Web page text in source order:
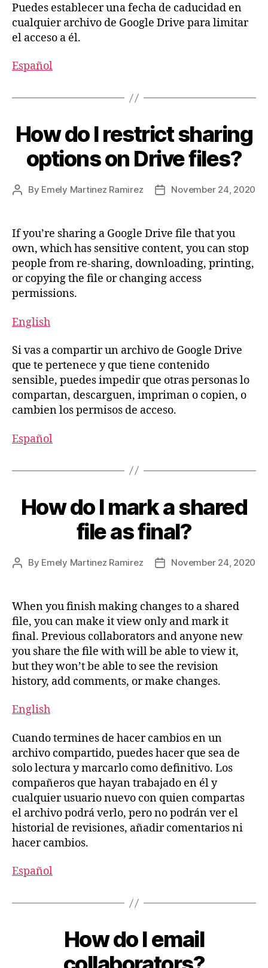
Puedes establecer una fecha de caducidad en
cualquier archivo de Google Drive para limitar
el acceso a él.
Español
How do I restrict sharing
options on Drive files?
By Emely Martinez Ramirez November 24, 2020
If you’re sharing a Google Drive file that you
own, which has sensitive content, you can stop
people from re-sharing, downloading, printing,
or copying the file or changing access
permissions.
English
Si vas a compartir un archivo de Google Drive
que te pertenece y que tiene contenido
sensible, puedes impedir que otras personas lo
compartan, descarguen, impriman o copien, o
cambien los permisos de acceso.
Español
How do I mark a shared
file as final?
By Emely Martinez Ramirez November 24, 2020
When you finish making changes to a shared
file, you can make it view only and mark it
final. Previous collaborators and anyone new
you share the file with will be able to view it,
but they won’t be able to see the revision
history, add comments, or make changes.
English
Cuando termines de hacer cambios en un
archivo compartido, puedes hacer que sea de
solo lectura y marcarlo como definitivo. Los
compañeros que hayan trabajado en él y
cualquier usuario nuevo con quien compartas
el archivo podrá verlo, pero no podrán ver el
historial de revisiones, añadir comentarios ni
hacer cambios.
Español
How do I email